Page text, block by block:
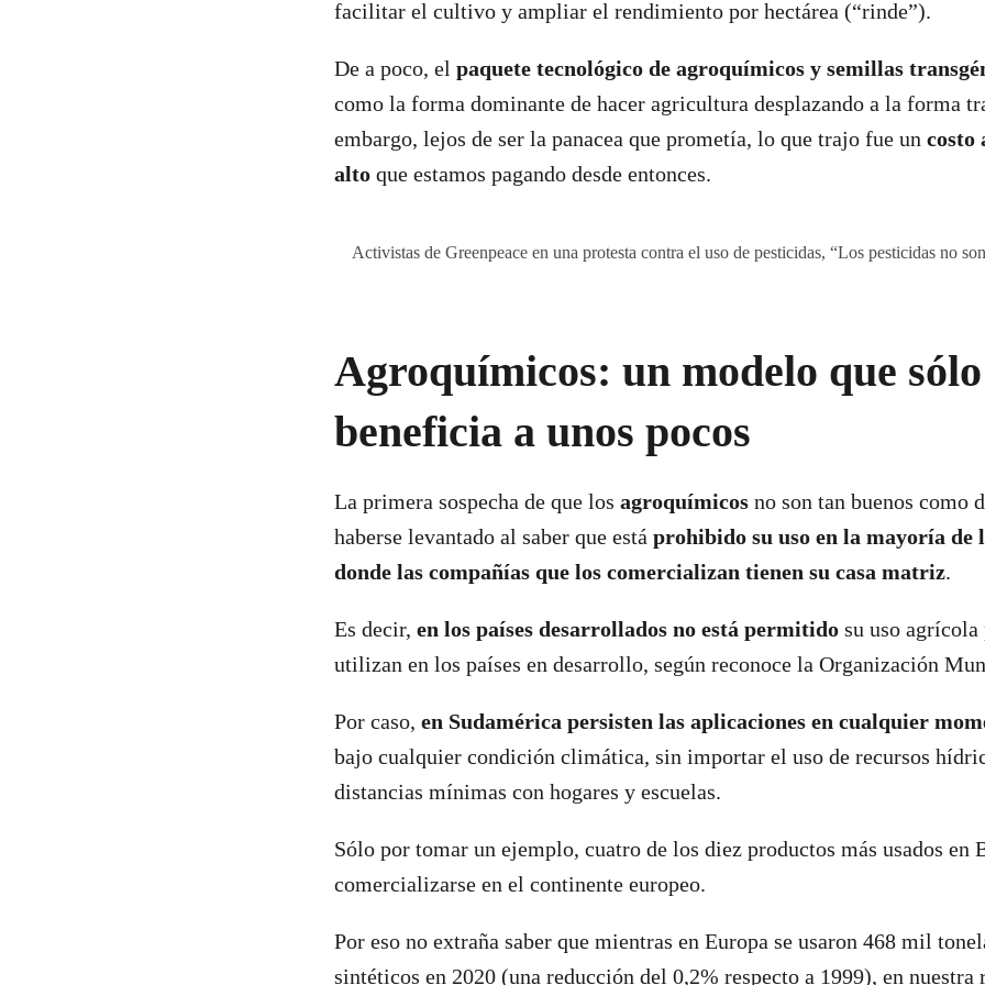
facilitar el cultivo y ampliar el rendimiento por hectárea (“rinde”).
De a poco, el paquete tecnológico de agroquímicos y semillas
como la forma dominante de hacer agricultura desplazando a la forma
embargo, lejos de ser la panacea que prometía, lo que trajo fue un costo
alto que estamos pagando desde entonces.
Activistas de Greenpeace en una protesta contra el uso de pesticidas, “Los pesticidas no
Agroquímicos: un modelo que sólo
beneficia a unos pocos
La primera sospecha de que los agroquímicos no son tan buenos como
haberse levantado al saber que está prohibido su uso en la mayoría de
donde las compañías que los comercializan tienen su casa matriz.
Es decir, en los países desarrollados no está permitido su uso agrícola
utilizan en los países en desarrollo, según reconoce la Organización
Por caso, en Sudamérica persisten las aplicaciones en cualquier
bajo cualquier condición climática, sin importar el uso de recursos
distancias mínimas con hogares y escuelas.
Sólo por tomar un ejemplo, cuatro de los diez productos más usados en
comercializarse en el continente europeo.
Por eso no extraña saber que mientras en Europa se usaron 468 mil
sintéticos en 2020 (una reducción del 0,2% respecto a 1999), en nuestra